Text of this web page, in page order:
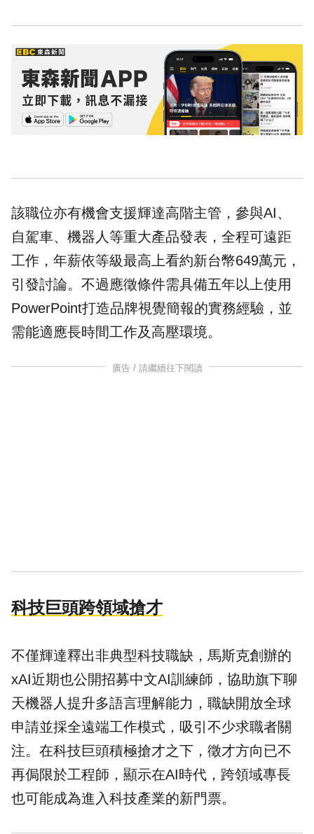
該職位亦有機會支援輝達高階主管，參與AI、
自駕車、機器人等重大產品發表，全程可遠距
工作，年薪依等級最高上看約新台幣649萬元，
引發討論。不過應徵條件需具備五年以上使用
PowerPoint打造品牌視覺簡報的實務經驗，並
需能適應長時間工作及高壓環境。
廣告 / 請繼續往下閱讀
科技巨頭跨領域搶才
不僅輝達釋出非典型科技職缺，馬斯克創辦的
xAI近期也公開招募中文AI訓練師，協助旗下聊
天機器人提升多語言理解能力，職缺開放全球
申請並採全遠端工作模式，吸引不少求職者關
注。在科技巨頭積極搶才之下，徵才方向已不
再侷限於工程師，顯示在AI時代，跨領域專長
也可能成為進入科技產業的新門票。